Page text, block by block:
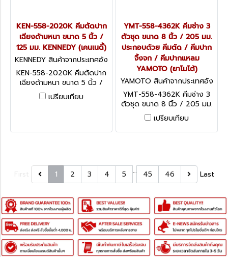
KEN-558-2020K คีมตัดปาก
เฉียงด้ามหนา ขนาด 5 นิ้ว /
125 มม. KENNEDY (เคนเนดี้)
KENNEDY สินค้าจากประเทศอัง
กฤษ KEN-558-2020K
KEN-558-2020K คีมตัดปาก
เฉียงด้ามหนา ขนาด 5 นิ้ว /
125 มม. KENNEDY Kennedy
Pro Side Cutters, Max Cut
เปรียบเทียบ
YMT-558-4362K คีมช่าง 3
ตัวชุด ขนาด 8 นิ้ว / 205 มม.
ประกอบด้วย คีมตัด / คีมปาก
จิ้งจก / คีมปากแหลม
YAMOTO (ยาโมโต้)
YAMOTO สินค้าจากประเทศอัง
กฤษ YMT-558-4362K
YMT-558-4362K คีมช่าง 3
ตัวชุด ขนาด 8 นิ้ว / 205 มม.
ประกอบด้วย คีมตัด / คีมปาก
จิ้งจก / คีมปากแหลม
YAMOTO (ยาโมโต้)
เปรียบเทียบ
1 2 3 4 5 … 45 46 Last